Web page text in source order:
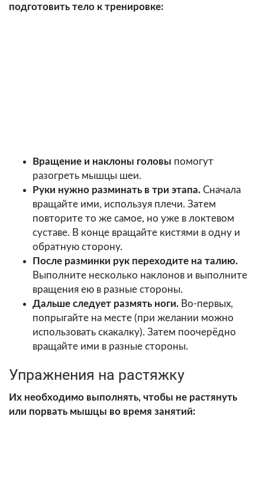
подготовить тело к тренировке:
Вращение и наклоны головы помогут
разогреть мышцы шеи.
Руки нужно разминать в три этапа. Сначала
вращайте ими, используя плечи. Затем
повторите то же самое, но уже в локтевом
суставе. В конце вращайте кистями в одну и
обратную сторону.
После разминки рук переходите на талию.
Выполните несколько наклонов и выполните
вращения ею в разные стороны.
Дальше следует размять ноги. Во-первых,
попрыгайте на месте (при желании можно
использовать скакалку). Затем поочерёдно
вращайте ими в разные стороны.
Упражнения на растяжку
Их необходимо выполнять, чтобы не растянуть
или порвать мышцы во время занятий: